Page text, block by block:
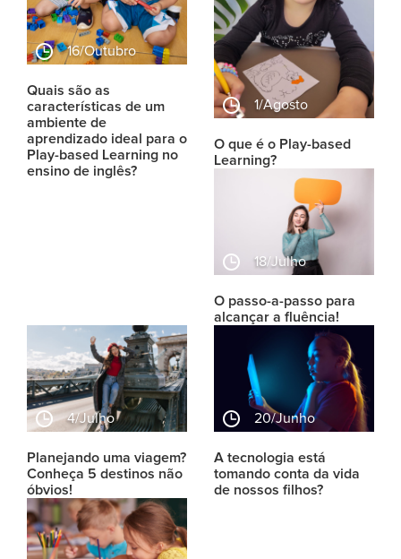
16/outubro
Quais são as
características de um
ambiente de
aprendizado ideal para o
Play-based Learning no
ensino de inglês?
1/agosto
O que é o Play-based
Learning?
18/julho
O passo-a-passo para
alcançar a fluência!
4/julho
Planejando uma viagem?
Conheça 5 destinos não
óbvios!
20/junho
A tecnologia está
tomando conta da vida
de nossos filhos?